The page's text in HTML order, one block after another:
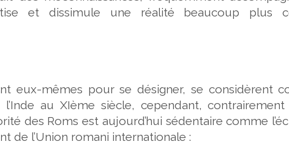
et dissimule une réalité beaucoup plus
eux-mêmes pour se désigner, se considèrent
au XIème siècle, cependant, contrairement
des Roms est aujourd’hui sédentaire comme
de l’Union romani internationale :